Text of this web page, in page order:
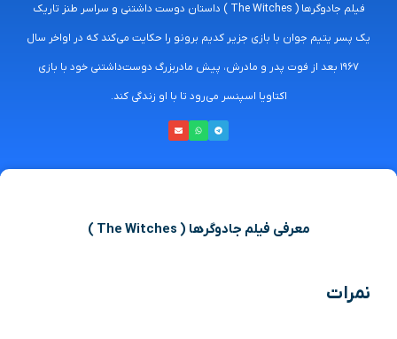
فیلم جادوگرها ( The Witches ) داستان دوست‌ داشتنی و سراسر طنز تاریک
یک پسر یتیم جوان با بازی جزیر کدیم برونو را حکایت می‌کند که در اواخر سال
۱۹۶۷ بعد از فوت پدر و مادرش، پیش مادربزرگ دوست‌داشتنی خود با بازی
اکتاویا اسپنسر می‌رود تا با او زندگی کند.
معرفی فیلم جادوگرها ( The Witches )
نمرات